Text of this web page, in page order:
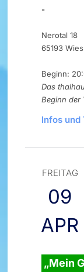
-
Nerotal 18
65193
Beginn:
Das
Beginn der
Infos und
FREITAG
09
APR
„Mein